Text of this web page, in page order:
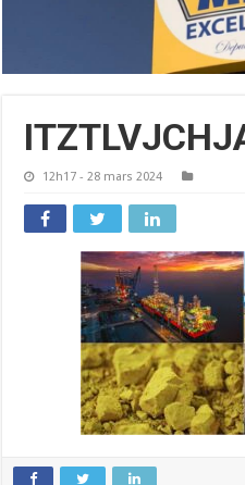
12h17 - 28 mars 2024